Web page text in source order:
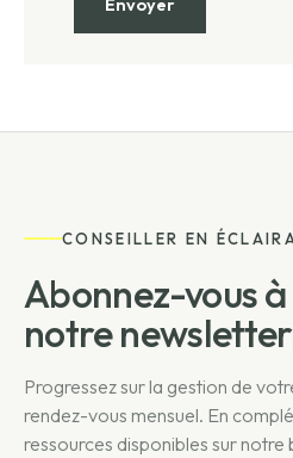
CONSEILLER EN
Abonnez-vous à
notre
Progressez sur la gestion de
rendez-vous mensuel. En
ressources disponibles sur